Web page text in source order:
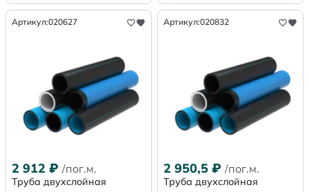
Артикул:020627
2 912 ₽ /пог.м.
Труба двухслойная
Артикул:020832
2 950,5 ₽ /пог.м.
Труба двухслойная